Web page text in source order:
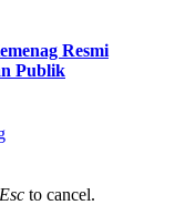
Resmi
Publik
Esc to cancel.